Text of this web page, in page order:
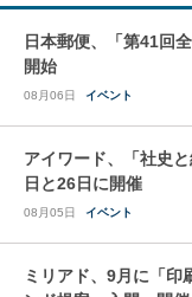
日本郵便、「第41回
開始
08月06日 イベント
アイワード、「社史
日と26日に開催
08月05日 イベント
ミリアド、9月に「印